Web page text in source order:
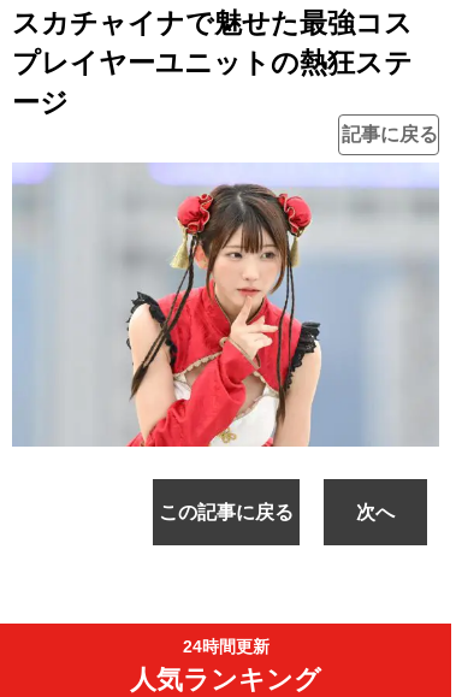
スカチャイナで魅せた最強コス
プレイヤーユニットの熱狂ステ
ージ
記事に戻る
この記事に戻る 次へ
24時間更新
人気ランキング